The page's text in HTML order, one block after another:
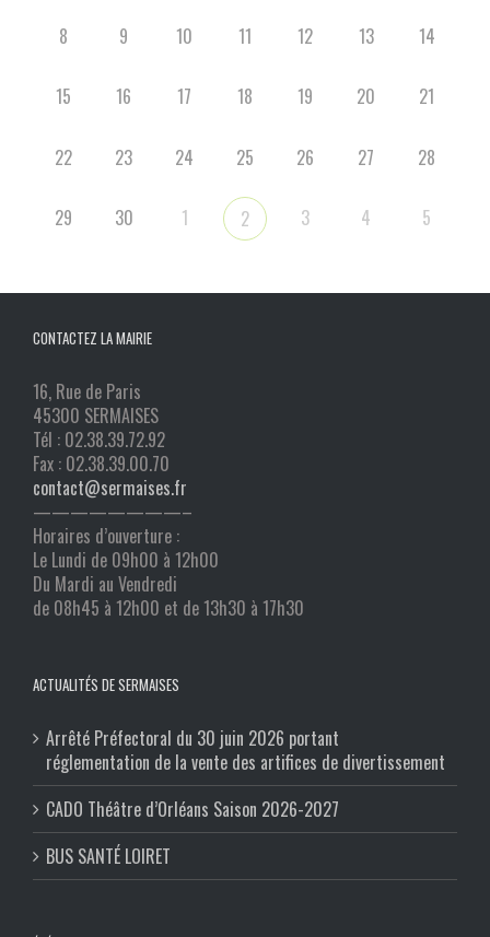
8 9 10 11 12 13 14
15 16 17 18 19 20 21
22 23 24 25 26 27 28
29 30 1 2 3 4 5
CONTACTEZ LA MAIRIE
16, Rue de Paris
45300 SERMAISES
Tél : 02.38.39.72.92
Fax : 02.38.39.00.70
contact@sermaises.fr
————————–
Horaires d’ouverture :
Le Lundi de 09h00 à 12h00
Du Mardi au Vendredi
de 08h45 à 12h00 et de 13h30 à 17h30
ACTUALITÉS DE SERMAISES
Arrêté Préfectoral du 30 juin 2026 portant
réglementation de la vente des artifices de divertissement
CADO Théâtre d’Orléans Saison 2026-2027
BUS SANTÉ LOIRET